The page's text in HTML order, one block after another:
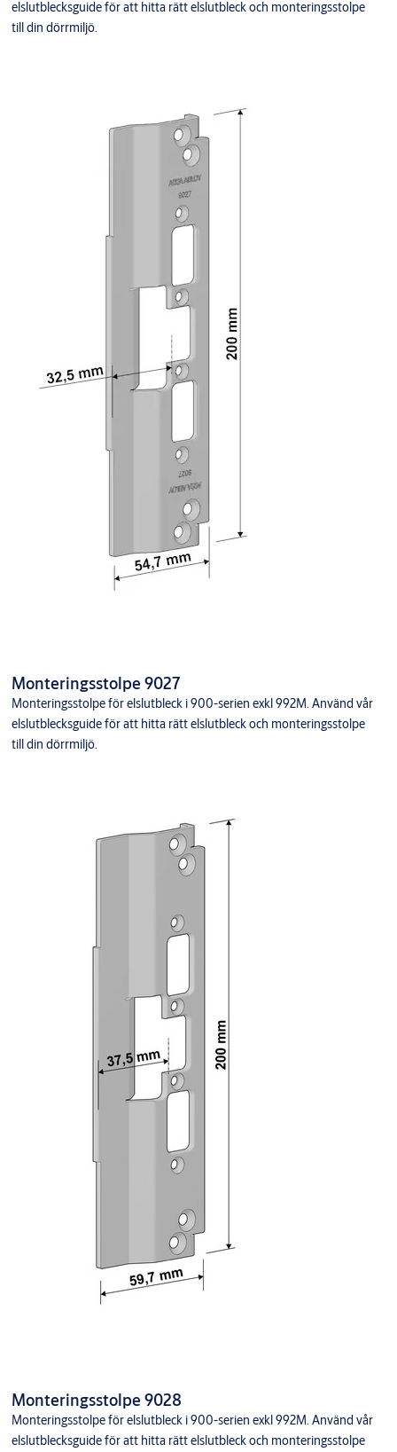
elslutblecksguide för att hitta rätt elslutbleck och monteringsstolpe
till din dörrmiljö.
Monteringsstolpe 9027
Monteringsstolpe för elslutbleck i 900-serien exkl 992M. Använd vår
elslutblecksguide för att hitta rätt elslutbleck och monteringsstolpe
till din dörrmiljö.
Monteringsstolpe 9028
Monteringsstolpe för elslutbleck i 900-serien exkl 992M. Använd vår
elslutblecksguide för att hitta rätt elslutbleck och monteringsstolpe